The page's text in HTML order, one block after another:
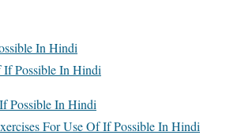
In Hindi
Possible In Hindi
Possible In Hindi
For Use Of If Possible In Hindi